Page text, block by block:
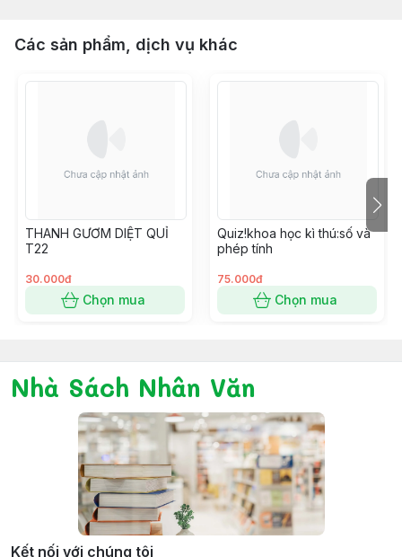
Gosho Aoyama
Biên tập viên của tôi hỏi: “Anh có muốn chúng tôi làm
thật bất ngờ, họ đã đáp ứng nguyện vọng đó của tôi!!
Đúng là Shogakukan có khác!!! Biết thế tôi trả lời: “Có
thể làm truyện giống như sách tranh hình nổi 3D được
không~?” luôn rồi! (Cười)
Các sản phẩm, dịch vụ khác
THANH GƯƠM DIỆT QUỈ
T22
30.000đ
Chọn mua
Quiz!khoa học kì thú:số và
phép tính
75.000đ
Chọn mua
Nhà Sách Nhân Văn
Kết nối với chúng tôi